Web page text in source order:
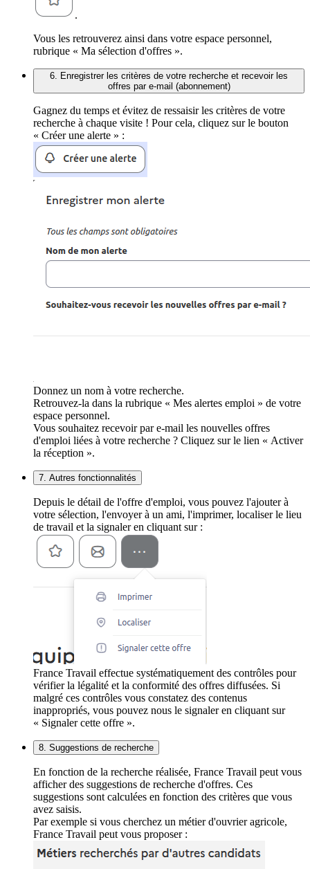
.
Vous les retrouverez ainsi dans votre espace personnel,
rubrique « Ma sélection d'offres ».
6. Enregistrer les critères de votre recherche et recevoir les
offres par e-mail (abonnement)
Gagnez du temps et évitez de ressaisir les critères de votre
recherche à chaque visite ! Pour cela, cliquez sur le bouton
« Créer une alerte » :
Donnez un nom à votre recherche.
Retrouvez-la dans la rubrique « Mes alertes emploi » de votre
espace personnel.
Vous souhaitez recevoir par e-mail les nouvelles offres
d'emploi liées à votre recherche ? Cliquez sur le lien « Activer
la réception ».
7. Autres fonctionnalités
Depuis le détail de l'offre d'emploi, vous pouvez l'ajouter à
votre sélection, l'envoyer à un ami, l'imprimer, localiser le lieu
de travail et la signaler en cliquant sur :
France Travail effectue systématiquement des contrôles pour
vérifier la légalité et la conformité des offres diffusées. Si
malgré ces contrôles vous constatez des contenus
inappropriés, vous pouvez nous le signaler en cliquant sur
« Signaler cette offre ».
8. Suggestions de recherche
En fonction de la recherche réalisée, France Travail peut vous
afficher des suggestions de recherche d'offres. Ces
suggestions sont calculées en fonction des critères que vous
avez saisis.
Par exemple si vous cherchez un métier d'ouvrier agricole,
France Travail peut vous proposer :